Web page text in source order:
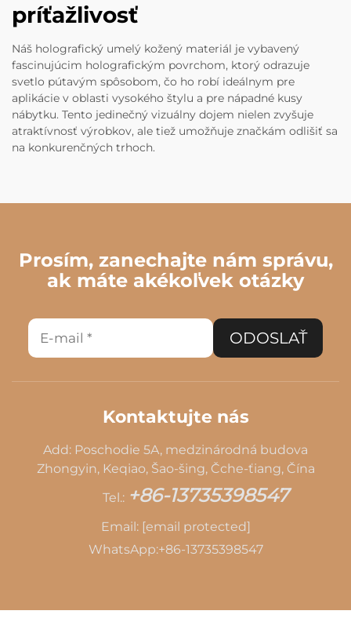
príťažlivosť
Náš holografický umelý kožený materiál je vybavený
fascinujúcim holografickým povrchom, ktorý odrazuje
svetlo pútavým spôsobom, čo ho robí ideálnym pre
aplikácie v oblasti vysokého štylu a pre nápadné kusy
nábytku. Tento jedinečný vizuálny dojem nielen zvyšuje
atraktívnosť výrobkov, ale tiež umožňuje značkám odlišiť sa
na konkurenčných trhoch.
Prosím, zanechajte nám správu,
ak máte akékoľvek otázky
ODOSLAŤ
Kontaktujte nás
Add: Poschodie 5A, medzinárodná budova
Zhongyin, Keqiao, Šao-šing, Čche-ťiang, Čína
Tel.: +86-13735398547
Email: [email protected]
WhatsApp:+86-13735398547